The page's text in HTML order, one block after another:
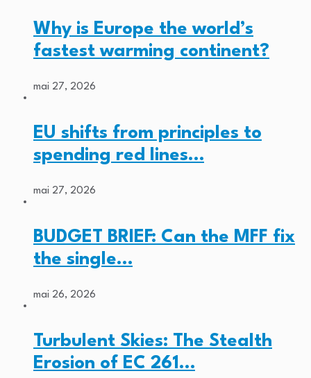
Why is Europe the world’s
fastest warming continent?
mai 27, 2026
EU shifts from principles to
spending red lines…
mai 27, 2026
BUDGET BRIEF: Can the MFF fix
the single…
mai 26, 2026
Turbulent Skies: The Stealth
Erosion of EC 261…